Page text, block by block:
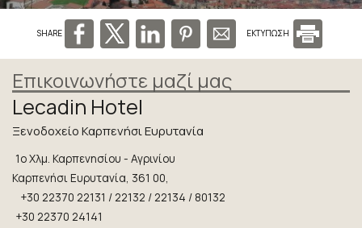
Φωτογραφίες
Πολιτική Κατοικιδίων
Κράτηση
Blog
Ζητήστε Προσφορά
SHARE ΕΚΤΥΠΩΣΗ
Επικοινωνήστε μαζί μας
Lecadin Hotel
Ξενοδοχείο Καρπενήσι Ευρυτανία
1ο Χλμ. Καρπενησίου - Αγρινίου
Καρπενήσι Ευρυτανία, 361 00,
+30 22370 22131 / 22132 / 22134 / 80132
+30 22370 24141